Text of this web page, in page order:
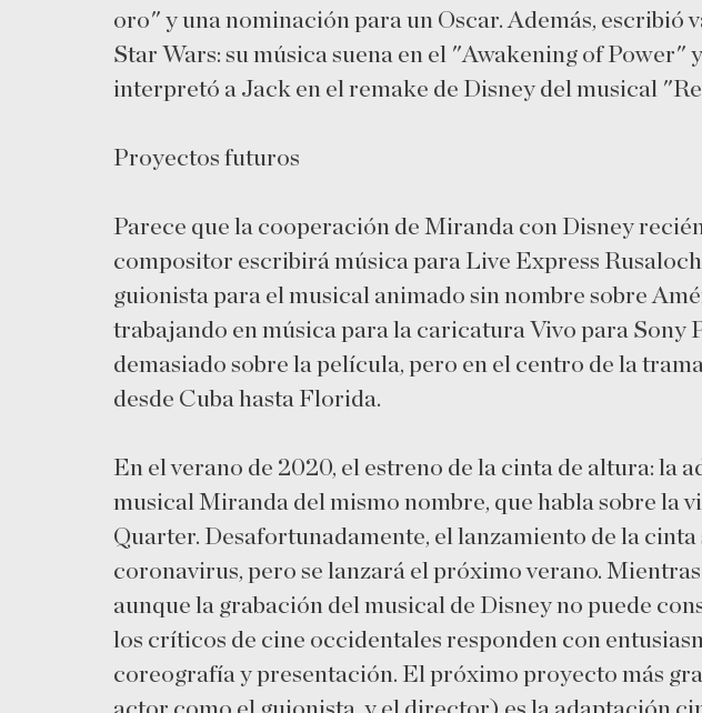
oro" y una nominación para un Oscar. Además, escribió
Star Wars: su música suena en el "Awakening of Power"
interpretó a Jack en el remake de Disney del musical
Proyectos futuros
Parece que la cooperación de Miranda con Disney recién
compositor escribirá música para Live Express
guionista para el musical animado sin nombre sobre
trabajando en música para la caricatura Vivo para Sony
demasiado sobre la película, pero en el centro de la
desde Cuba hasta Florida.
En el verano de 2020, el estreno de la cinta de altura: la
musical Miranda del mismo nombre, que habla sobre la
Quarter. Desafortunadamente, el lanzamiento de la cinta
coronavirus, pero se lanzará el próximo verano.
aunque la grabación del musical de Disney no puede
los críticos de cine occidentales responden con
coreografía y presentación. El próximo proyecto más